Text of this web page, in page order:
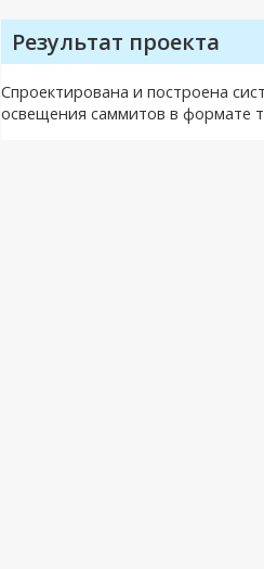
Результат проекта
Спроектирована и построена
освещения саммитов в формате